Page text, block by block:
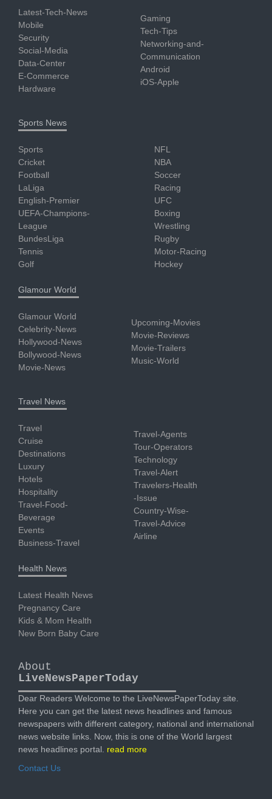
Latest-Tech-News
Mobile
Security
Social-Media
Data-Center
E-Commerce
Hardware
Gaming
Tech-Tips
Networking-and-
Communication
Android
iOS-Apple
Sports News
Sports
Cricket
Football
LaLiga
English-Premier
UEFA-Champions-
League
BundesLiga
Tennis
Golf
NFL
NBA
Soccer
Racing
UFC
Boxing
Wrestling
Rugby
Motor-Racing
Hockey
Glamour World
Glamour World
Celebrity-News
Hollywood-News
Bollywood-News
Movie-News
Upcoming-Movies
Movie-Reviews
Movie-Trailers
Music-World
Travel News
Travel
Cruise
Destinations
Luxury
Hotels
Hospitality
Travel-Food-
Beverage
Events
Business-Travel
Travel-Agents
Tour-Operators
Technology
Travel-Alert
Travelers-Health
-Issue
Country-Wise-
Travel-Advice
Airline
Health News
Latest Health News
Pregnancy Care
Kids & Mom Health
New Born Baby Care
About
LiveNewsPaperToday
Dear Readers Welcome to the LiveNewsPaperToday site.
Here you can get the latest news headlines and famous
newspapers with different category, national and international
news website links. Now, this is one of the World largest
news headlines portal. read more
Contact Us